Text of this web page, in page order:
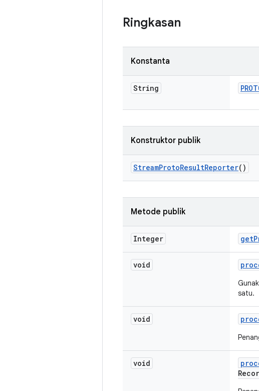
Ringkasan
Konstanta
String
Konstruktor publik
StreamProtoResultReporter()
Metode publik
Integer get
void
satu.
void
void